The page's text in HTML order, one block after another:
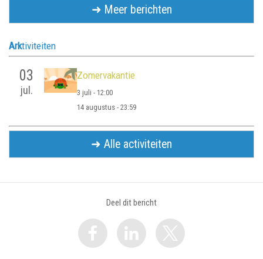
➜ Meer berichten
Arktiviteiten
03
jul.
Zomervakantie
3 juli - 12:00
14 augustus - 23:59
➜ Alle activiteiten
Deel dit bericht